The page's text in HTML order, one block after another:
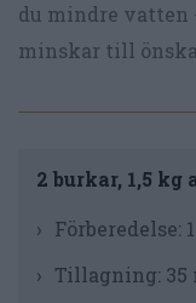
du mindre vatten
minskar till
2 burkar, 1,5
Förberedelse:
Tillagning: 35